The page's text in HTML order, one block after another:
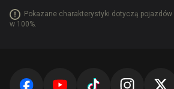
Pokazane charakterystyki dotyczą pojazdów
w 100%.